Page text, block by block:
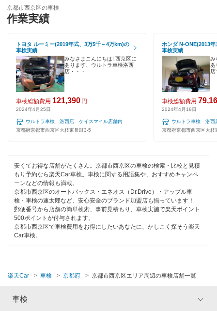
ハイブリッド車OK
EV車OK
120分以内の車検
1日車検
夜間受付
整備保証
京都市西京区の車検
作業実績
トヨタ ルーミー(2019年式、3万5千～4万km)の
車検実績
みなさまこんにちは! 西京区に
あります、ウルトラ車検洛西
店・・・
車検総額費用 121,390 円
2024年4月25日
ウルトラ車検 洛西店 ケイスマイル店舗内
京都府京都市西京区大枝東長町3-5
ホンダ N-ONE(2013
車検実績
み
あ
店
車検総額費用
2024年4月19日
ウルトラ車検 洛西
京都府京都市西京区大枝
安くてお得な店舗がたくさん。京都市西京区の車検の検索・比較と見積
もり予約なら楽天Car車検。車検に関する用語集や、おすすめキャンペ
ーンなどの情報も満載。
京都市西京区のオートバックス・エネオス（Dr.Drive）・アップル車
検・車検の速太郎など、安心安全のブランド加盟店も揃っています！
郵便番号から店舗の簡単検索、事前見積もり、車検実施で楽天ポイント
500ポイントが付与されます。
京都市西京区で車検費用をお得にしたいあなたに、かしこく探そう楽天
Car車検。
楽天Car 車検 京都府 京都市西京区エリア周辺の車検店舗一覧
車検